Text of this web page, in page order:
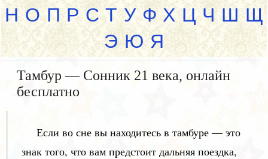
Н О П Р С Т У Ф Х Ц Ч Ш Щ
Э Ю Я
Тамбур — Сонник 21 века, онлайн
бесплатно
Если во сне вы находитесь в тамбуре — это
знак того, что вам предстоит дальняя поездка,